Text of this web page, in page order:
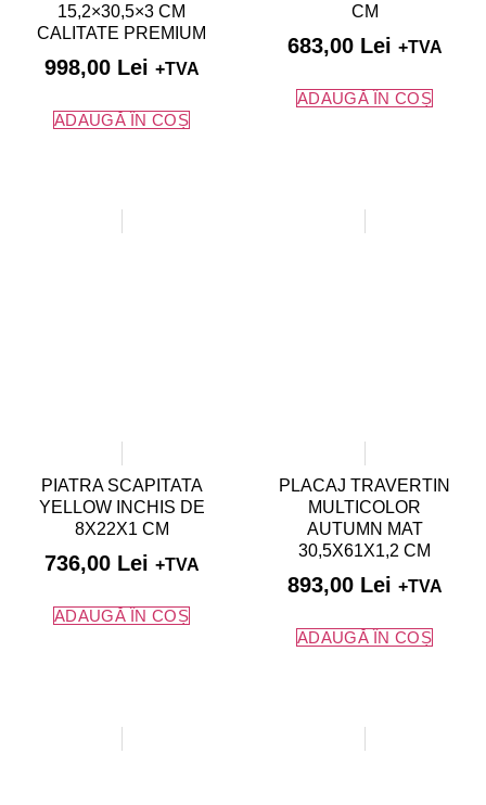
15,2×30,5×3 CM
CALITATE PREMIUM
998,00 Lei +TVA
ADAUGĂ ÎN COȘ
CM
683,00 Lei +TVA
ADAUGĂ ÎN COȘ
PIATRA SCAPITATA
YELLOW INCHIS DE
8X22X1 CM
736,00 Lei +TVA
ADAUGĂ ÎN COȘ
PLACAJ TRAVERTIN
MULTICOLOR
AUTUMN MAT
30,5X61X1,2 CM
893,00 Lei +TVA
ADAUGĂ ÎN COȘ